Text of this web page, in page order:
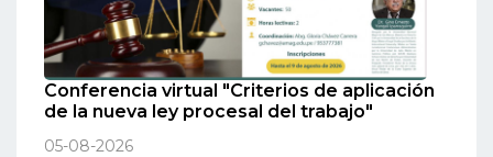
Conferencia virtual "Criterios de aplicación
de la nueva ley procesal del trabajo"
05-08-2026